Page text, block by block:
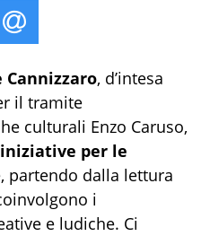
, d’intesa
il tramite
culturali Enzo Caruso,
per le
partendo dalla lettura
i
e ludiche. Ci